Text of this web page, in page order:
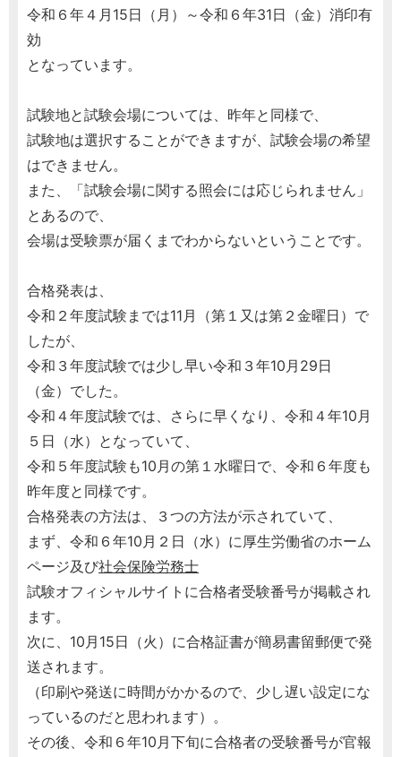
令和６年４月15日（月）～令和６年31日（金）消印有
効
となっています。
試験地と試験会場については、昨年と同様で、
試験地は選択することができますが、試験会場の希望
はできません。
また、「試験会場に関する照会には応じられません」
とあるので、
会場は受験票が届くまでわからないということです。
合格発表は、
令和２年度試験までは11月（第１又は第２金曜日）で
したが、
令和３年度試験では少し早い令和３年10月29日
（金）でした。
令和４年度試験では、さらに早くなり、令和４年10月
５日（水）となっていて、
令和５年度試験も10月の第１水曜日で、令和６年度も
昨年度と同様です。
合格発表の方法は、３つの方法が示されていて、
まず、令和６年10月２日（水）に厚生労働省のホーム
ページ及び社会保険労務士
試験オフィシャルサイトに合格者受験番号が掲載され
ます。
次に、10月15日（火）に合格証書が簡易書留郵便で発
送されます。
（印刷や発送に時間がかかるので、少し遅い設定にな
っているのだと思われます）。
その後、令和６年10月下旬に合格者の受験番号が官報